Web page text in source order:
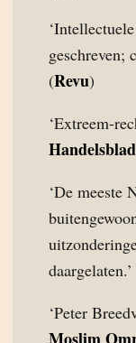
geschreven;
(Revu)
‘Extreem-
Handelsblad
‘De meeste
‘Peter